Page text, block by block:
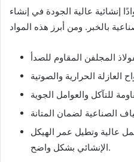
إنشائية عالية الجودة في إنشاء
عالية وتطيل عمر الهيكل
الإنشائي بشكل واضح.